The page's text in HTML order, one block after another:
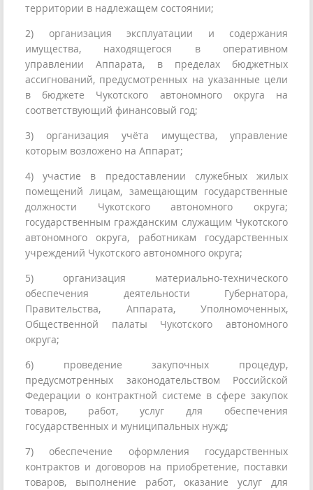
территории в надлежащем состоянии;
2) организация эксплуатации и содержания
имущества, находящегося в оперативном
управлении Аппарата, в пределах бюджетных
ассигнований, предусмотренных на указанные цели
в бюджете Чукотского автономного округа на
соответствующий финансовый год;
3) организация учёта имущества, управление
которым возложено на Аппарат;
4) участие в предоставлении служебных жилых
помещений лицам, замещающим государственные
должности Чукотского автономного округа;
государственным гражданским служащим Чукотского
автономного округа, работникам государственных
учреждений Чукотского автономного округа;
5) организация материально-технического
обеспечения деятельности Губернатора,
Правительства, Аппарата, Уполномоченных,
Общественной палаты Чукотского автономного
округа;
6) проведение закупочных процедур,
предусмотренных законодательством Российской
Федерации о контрактной системе в сфере закупок
товаров, работ, услуг для обеспечения
государственных и муниципальных нужд;
7) обеспечение оформления государственных
контрактов и договоров на приобретение, поставки
товаров, выполнение работ, оказание услуг для